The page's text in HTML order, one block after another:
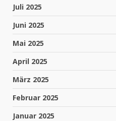
Juli 2025
Juni 2025
Mai 2025
April 2025
März 2025
Februar 2025
Januar 2025